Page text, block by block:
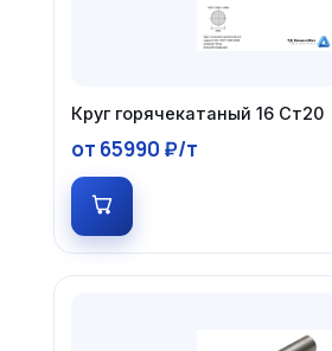
Круг горячекатаный 16 Ст20
от 65990 ₽/т